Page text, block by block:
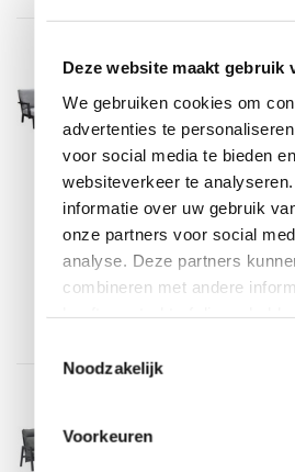
Deze website maakt gebruik
We gebruiken cookies om
advertenties te
voor social media te bieden
websiteverkeer te
informatie over uw gebruik
onze partners voor social
analyse. Deze partners
combineren met andere
Noodzakelijk
Voorkeuren
New York hoek
delig
antraciet
Op voorraad
Op voorraad
Binnen 3-5
Incl. btw
Caribbean
delig